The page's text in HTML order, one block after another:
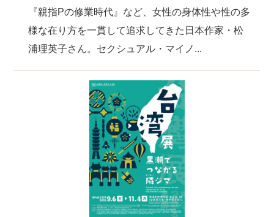
『親指Pの修業時代』など、女性の身体性や性の多
様な在り方を一貫して追求してきた日本作家・松
浦理英子さん。セクシュアル・マイノ...